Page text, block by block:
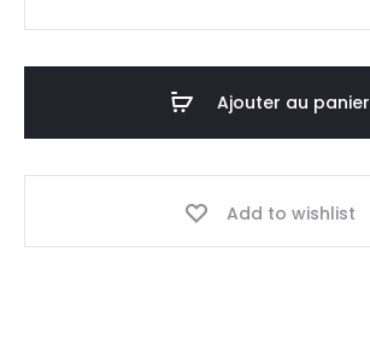
Ajouter au panier
Add to wishlist